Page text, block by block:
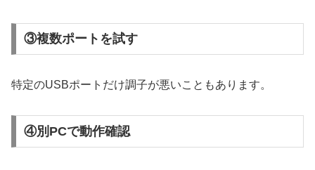
③複数ポートを試す
特定のUSBポートだけ調子が悪いこともあります。
④別PCで動作確認